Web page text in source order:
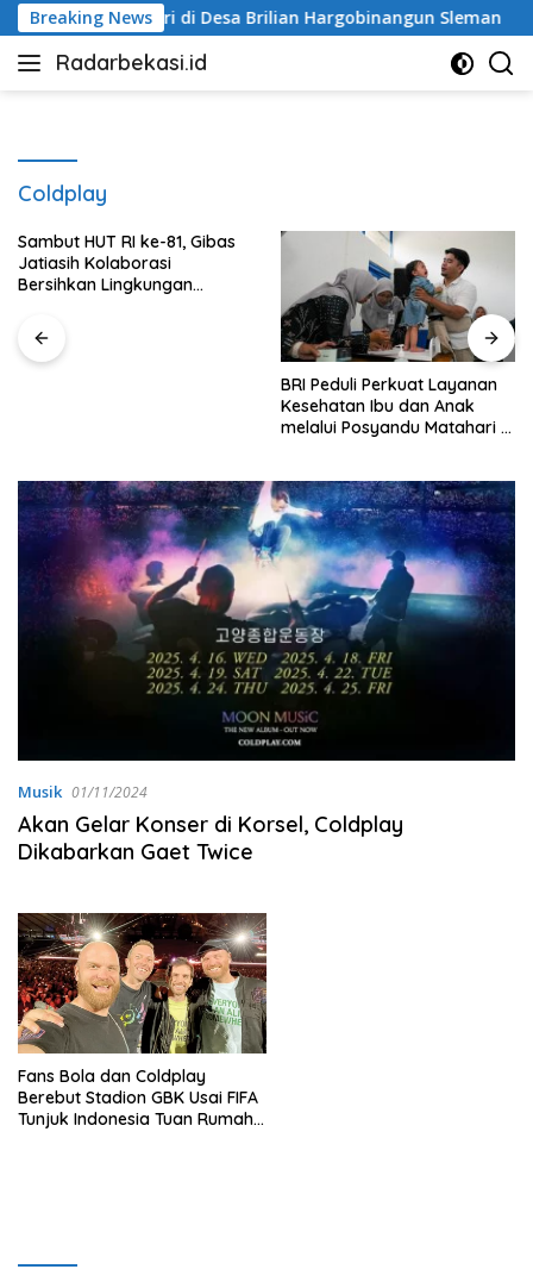
Langsung
ke
konten
Breaking News
Matahari di Desa Brilian Hargobinangun Sleman
Radarbekasi.id
Berita
Coldplay
Sambut HUT RI ke-81, Gibas
Jatiasih Kolaborasi
Bersihkan Lingkungan
BRI Peduli Perkuat Layanan
Kesehatan Ibu dan Anak
melalui Posyandu Matahari di
Musik 01/11/2024
Akan Gelar Konser di Korsel, Coldplay
Dikabarkan Gaet Twice
Fans Bola dan Coldplay
Berebut Stadion GBK Usai FIFA
Tunjuk Indonesia Tuan Rumah